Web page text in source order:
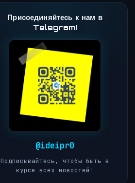
Присоединяйтесь к нам в
Telegram!
@ideipr0
Подписывайтесь, чтобы быть в
курсе всех новостей!